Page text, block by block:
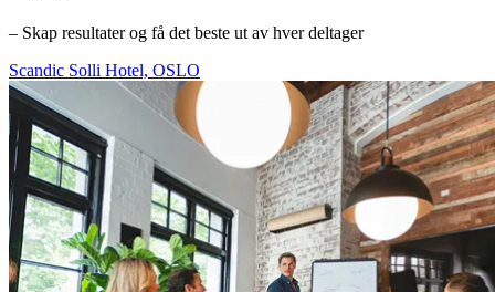
– Skap resultater og få det beste ut av hver deltager
Scandic Solli Hotel, OSLO